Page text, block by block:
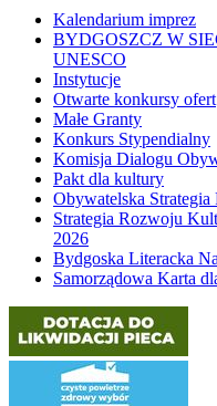
Kalendarium imprez
BYDGOSZCZ W
UNESCO
Instytucje
Otwarte konkursy ofert
Małe Granty
Konkurs Stypendialny
Komisja Dialogu
Pakt dla kultury
Obywatelska
Strategia Rozwoju
2026
Bydgoska Literacka
Samorządowa Karta